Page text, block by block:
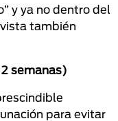
y ya no dentro del
también
semanas)
para evitar